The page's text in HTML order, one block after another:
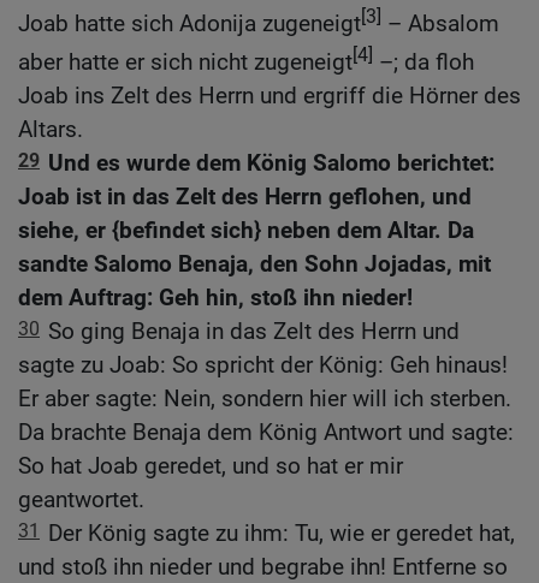
Joab hatte sich Adonija zugeneigt[3] – Absalom
aber hatte er sich nicht zugeneigt[4] –; da floh
Joab ins Zelt des Herrn und ergriff die Hörner des
Altars.
29 Und es wurde dem König Salomo berichtet:
Joab ist in das Zelt des Herrn geflohen, und
siehe, er {befindet sich} neben dem Altar. Da
sandte Salomo Benaja, den Sohn Jojadas, mit
dem Auftrag: Geh hin, stoß ihn nieder!
30 So ging Benaja in das Zelt des Herrn und
sagte zu Joab: So spricht der König: Geh hinaus!
Er aber sagte: Nein, sondern hier will ich sterben.
Da brachte Benaja dem König Antwort und sagte:
So hat Joab geredet, und so hat er mir
geantwortet.
31
Der König sagte zu ihm: Tu, wie er geredet hat,
und stoß ihn nieder und begrabe ihn! Entferne so